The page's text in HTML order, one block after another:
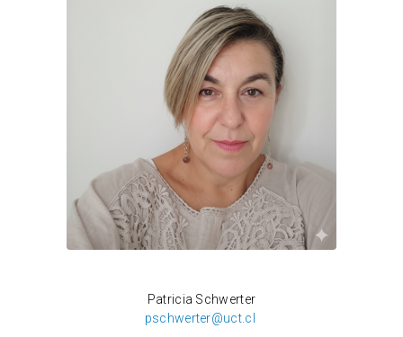
Patricia Schwerter
pschwerter@uct.cl